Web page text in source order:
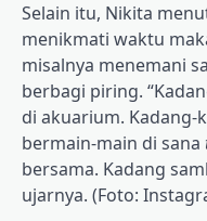
Selain itu, Nikita
menikmati waktu
misalnya menemani
berbagi piring.
di akuarium. Kadang-
bermain-main di sana
bersama. Kadang
ujarnya. (Foto: